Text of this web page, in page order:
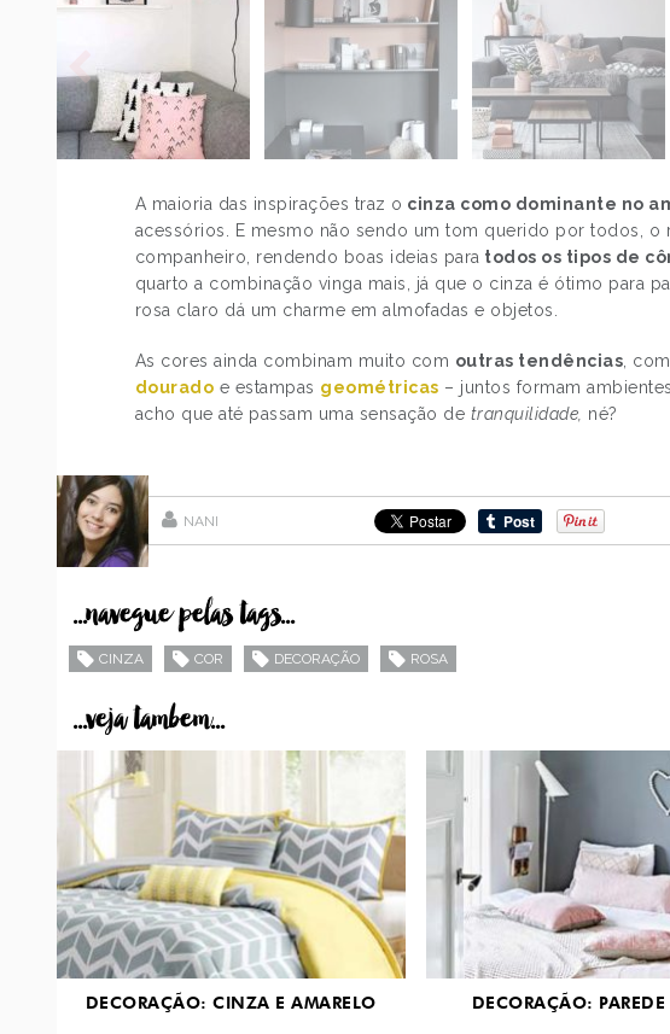
A maioria das inspirações traz o cinza como dominante no
acessórios. E mesmo não sendo um tom querido por todos,
companheiro, rendendo boas ideias para todos os tipos de
quarto a combinação vinga mais, já que o cinza é ótimo para
rosa claro dá um charme em almofadas e objetos.
As cores ainda combinam muito com outras tendências ,
dourado e estampas geométricas – juntos formam ambientes
acho que até passam uma sensação de tranquilidade, né?
NANI
...navegue pelas tags...
CINZA COR DECORAÇÃO ROSA
...veja tambem...
DECORAÇÃO: CINZA E AMARELO DECORAÇÃO: